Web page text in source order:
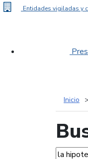
Entidades vigiladas y
Inicio
Palabras...